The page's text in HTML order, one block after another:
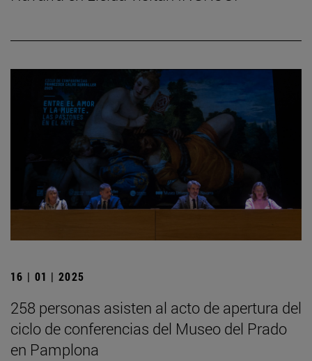
16 | 01 | 2025
258 personas asisten al acto de apertura del
ciclo de conferencias del Museo del Prado
en Pamplona